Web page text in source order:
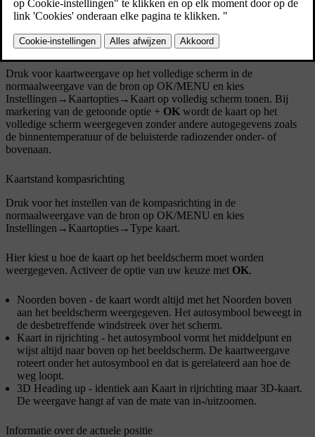
Kaartweergave op volledig scherm
Druk voor kaartweergave op het volledige scherm in de
normaalweergave van de bron op OK/MENU en kies
Instellingen → Kaartopties→ Kaart op volledig scherm tonen. Bij
markering van de getoonde optie + OK wordt de kaart op het
volledige scherm weergegeven zonder andere autogegevens zoals
de binnentemperatuur of de beluisterde radiozender onder- of
bovenaan.
Kaartstand kompasrichting
Druk voor het instellen van de kompasrichting in de
normaalweergave van de bron op OK/MENU en kies
Instellingen → Kaartopties→Type kaart.
Hier kiest u hoe de kaart op het beeldscherm moet worden
weergegeven. Activeer de optie van uw keuze met OK.
Noorden boven - de kaart wordt altijd met het Noorden boven
aan het beeldscherm weergegeven. Het autosymbool beweegt in
de desbetreffende windstreek over het scherm.
Kaart in rijrichting - het autosymbool vormt het middelpunt en
wijst altijd naar boven op het beeldscherm. De kaartweergave
roteert onder het autosymbool en dat is gerelateerd aan hoe de
weg loopt.
3D Heading up - identiek aan Kaart in rijrichting maar 3D-kaart.
De weergave hangt af van de mate van in-/uitzoomen.
Informatie over de actuele positie